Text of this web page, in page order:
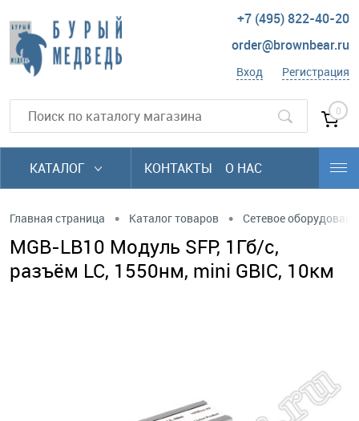
+7 (495) 822-40-20
order@brownbear.ru
Вход Регистрация
0
КАТАЛОГ КОНТАКТЫ О НАС
Главная страница • Каталог товаров • Сетевое
MGB-LB10 Модуль SFP, 1Гб/с,
разъём LC, 1550нм, mini GBIC, 10км